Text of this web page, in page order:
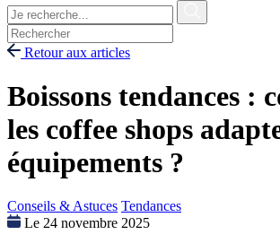
Retour aux articles
Boissons tendances :
les coffee shops
équipements ?
Conseils & Astuces Tendances
Le 24 novembre 2025